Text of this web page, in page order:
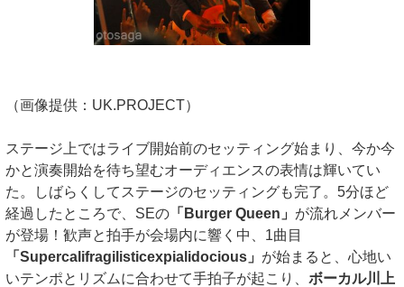
（画像提供：UK.PROJECT）
ステージ上ではライブ開始前のセッティング始まり、今か今
かと演奏開始を待ち望むオーディエンスの表情は輝いてい
た。しばらくしてステージのセッティングも完了。5分ほど
経過したところで、SEの 「Burger Queen」 が流れメンバー
が登場！歓声と拍手が会場内に響く中、1曲目
「Supercalifragilisticexpialidocious」 が始まると、心地い
いテンポとリズムに合わせて手拍子が起こり、 ボーカル川上